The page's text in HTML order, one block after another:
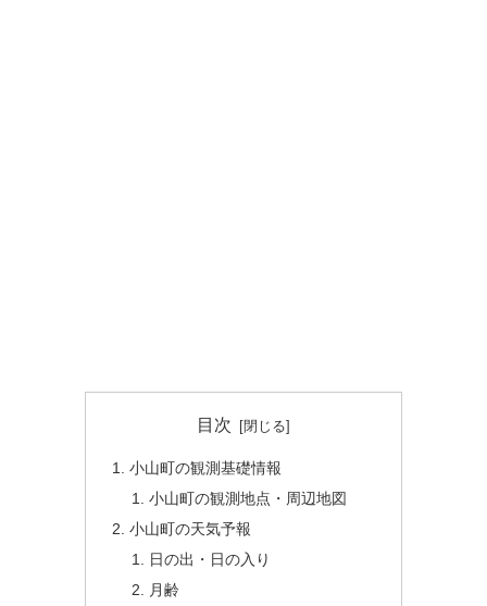
目次
小山町の観測基礎情報
小山町の観測地点・周辺地図
小山町の天気予報
日の出・日の入り
月齢